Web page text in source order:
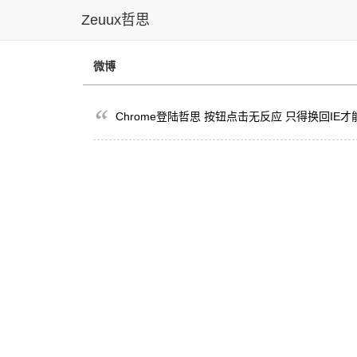
Zeuux哲思
微博
Chrome登陆哲思 按钮点击无反应 只得换回IE才